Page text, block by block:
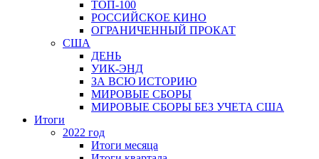
ТОП-100
РОССИЙСКОЕ КИНО
ОГРАНИЧЕННЫЙ ПРОКАТ
США
ДЕНЬ
УИК-ЭНД
ЗА ВСЮ ИСТОРИЮ
МИРОВЫЕ СБОРЫ
МИРОВЫЕ СБОРЫ БЕЗ УЧЕТА США
Итоги
2022 год
Итоги месяца